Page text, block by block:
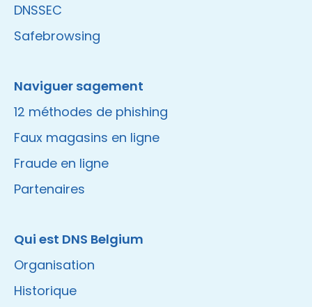
DNSSEC
Safebrowsing
Naviguer sagement
12 méthodes de phishing
Faux magasins en ligne
Fraude en ligne
Partenaires
Qui est DNS Belgium
Organisation
Historique